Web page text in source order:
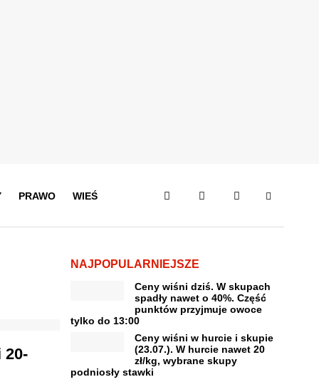
PRAWO WIEŚ
NAJPOPULARNIEJSZE
Ceny wiśni dziś. W skupach
spadły nawet o 40%. Część
punktów przyjmuje owoce
tylko do 13:00
Ceny wiśni w hurcie i skupie
(23.07.). W hurcie nawet 20
zł/kg, wybrane skupy
podniosły stawki